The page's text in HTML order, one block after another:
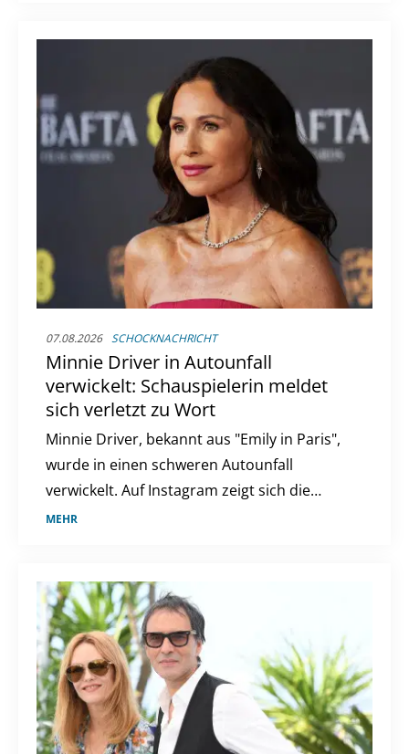
07.08.2026 SCHOCKNACHRICHT
Minnie Driver in Autounfall
verwickelt: Schauspielerin meldet
sich verletzt zu Wort
Minnie Driver, bekannt aus "Emily in Paris",
wurde in einen schweren Autounfall
verwickelt. Auf Instagram zeigt sich die
Schauspielerin mit einer Halskrause und
MEHR